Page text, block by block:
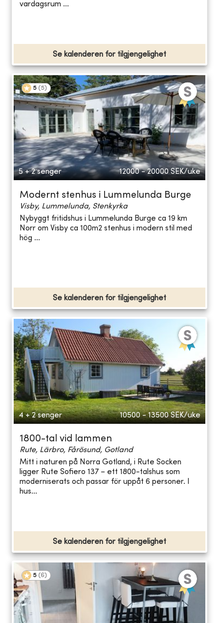
vardagsrum ...
Se kalenderen for tilgjengelighet
5 (5)
5 + 2 senger 12000 - 20000 SEK/uke
Modernt stenhus i Lummelunda Burge
Visby, Lummelunda, Stenkyrka
Nybyggt fritidshus i Lummelunda Burge ca 19 km
Norr om Visby ca 100m2 stenhus i modern stil med
hög ...
Se kalenderen for tilgjengelighet
4 + 2 senger 10500 - 13500 SEK/uke
1800-tal vid lammen
Rute, Lärbro, Fårösund, Gotland
Mitt i naturen på Norra Gotland, i Rute Socken
ligger Rute Sofiero 137 – ett 1800-talshus som
moderniserats och passar för uppåt 6 personer. I
hus...
Se kalenderen for tilgjengelighet
5 (6)